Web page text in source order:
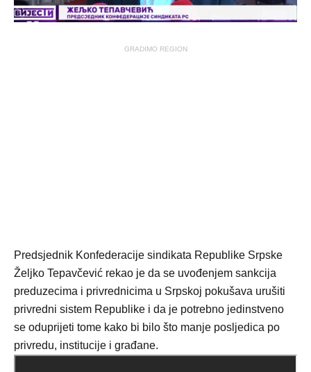
GRADIMO REGION
Predsjednik Konfederacije sindikata Republike Srpske
Željko Tepavčević rekao je da se uvođenjem sankcija
preduzecima i privrednicima u Srpskoj pokušava urušiti
privredni sistem Republike i da je potrebno jedinstveno
se oduprijeti tome kako bi bilo što manje posljedica po
privredu, institucije i građane.